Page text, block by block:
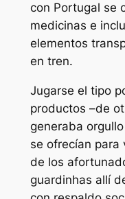
con Portugal se
medicinas e
elementos
en tren.
Jugarse el tipo
productos –de
generaba
se ofrecían para
de los
guardinhas allí